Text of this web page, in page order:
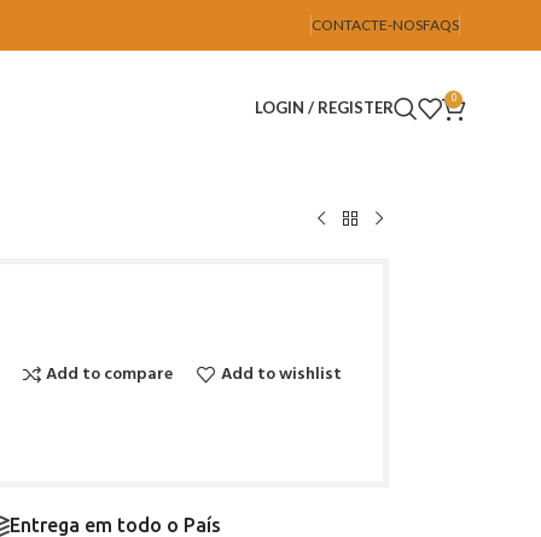
CONTACTE-NOSFAQS
LOGIN / REGISTER 0
Add to compare Add to wishlist
Entrega em todo o País